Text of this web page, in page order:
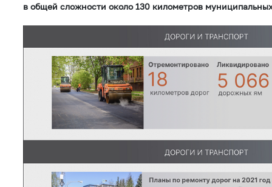
в общей сложности около 130 километров